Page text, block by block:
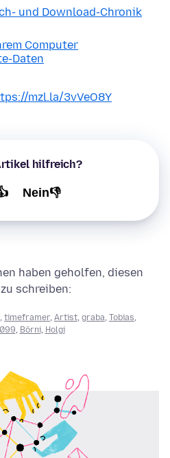
und Download-Chronik
Computer
Daten
mzl.la/3vVeO8Y
hilfreich?
Nein👎
haben geholfen, diesen
schreiben:
timeframer, Artist graba Tobias
Börni, Holgi